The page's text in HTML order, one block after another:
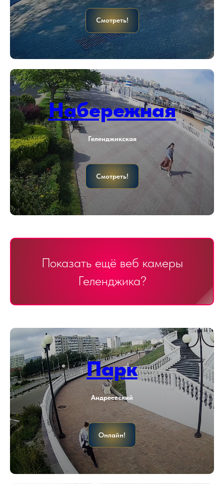
Смотреть!
Набережная
Геленджикская
Смотреть!
Показать ещё веб камеры
Геленджика?
Парк
Андреевский
Онлайн!